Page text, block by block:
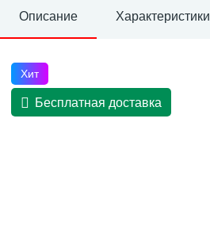
Описание Характеристики
Хит
Бесплатная доставка